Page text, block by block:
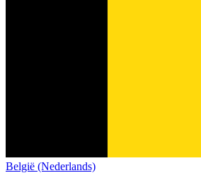
België (Nederlands)